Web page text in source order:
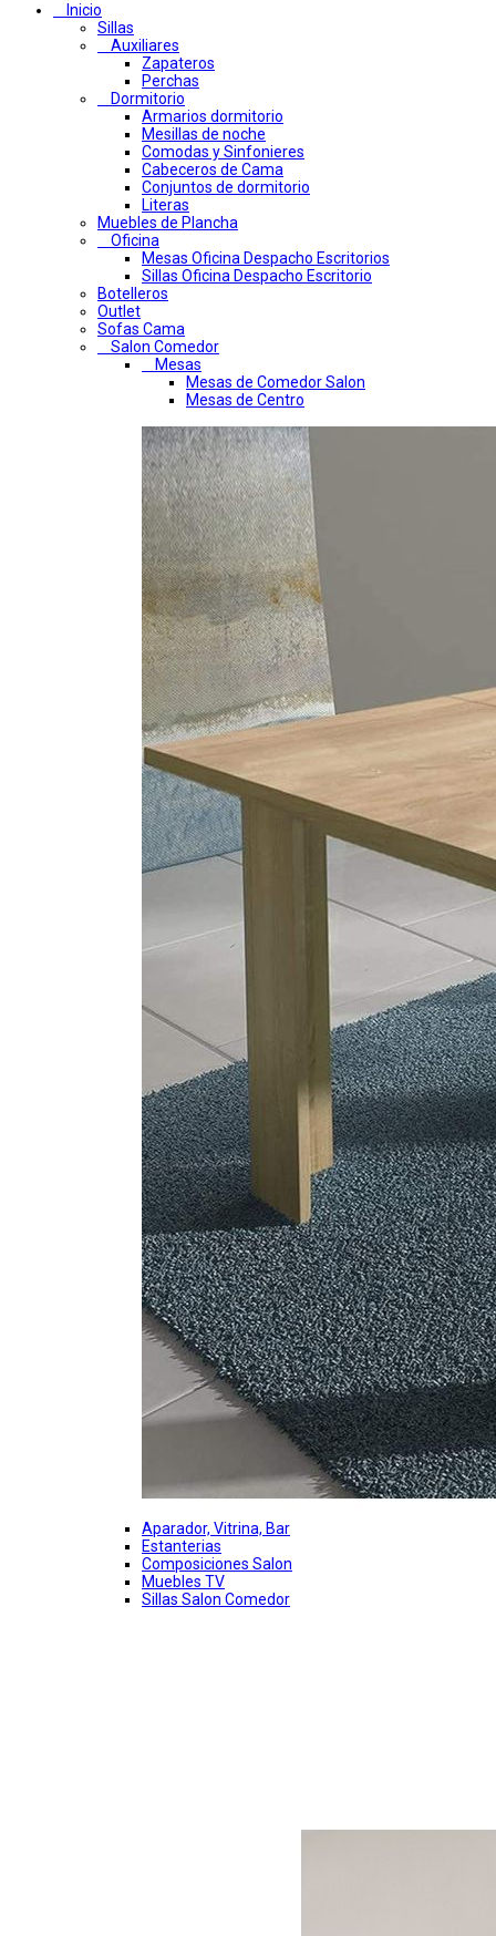
Inicio
Sillas
Auxiliares
Zapateros
Perchas
Dormitorio
Armarios dormitorio
Mesillas de noche
Comodas y Sinfonieres
Cabeceros de Cama
Conjuntos de dormitorio
Literas
Muebles de Plancha
Oficina
Mesas Oficina Despacho Escritorios
Sillas Oficina Despacho Escritorio
Botelleros
Outlet
Sofas Cama
Salon Comedor
Mesas
Mesas de Comedor Salon
Mesas de Centro
Aparador, Vitrina, Bar
Estanterias
Composiciones Salon
Muebles TV
Sillas Salon Comedor